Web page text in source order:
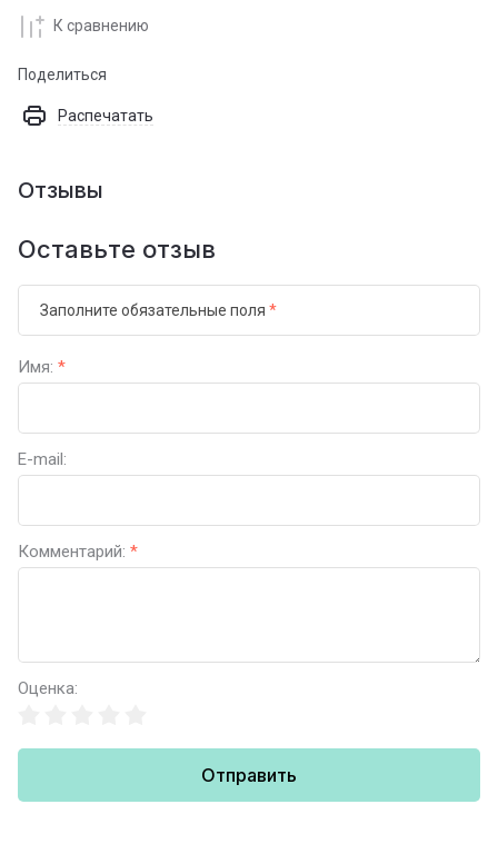
К сравнению
Поделиться
Распечатать
Отзывы
Оставьте отзыв
Заполните обязательные поля *
Имя: *
E-mail:
Комментарий: *
Оценка:
Отправить